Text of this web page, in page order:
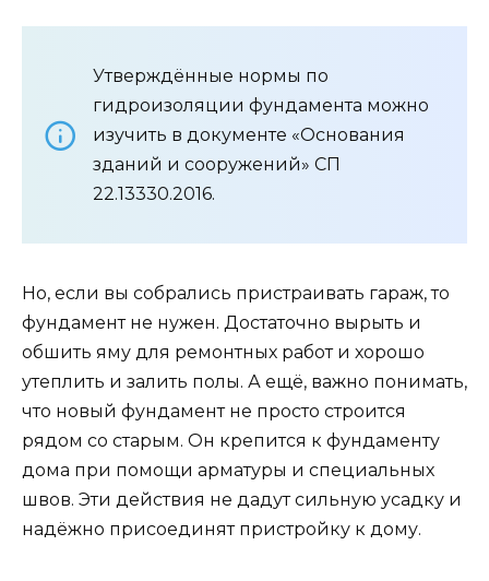
Утверждённые нормы по
гидроизоляции фундамента можно
изучить в документе «Основания
зданий и сооружений» СП
22.13330.2016.
Но, если вы собрались пристраивать гараж, то
фундамент не нужен. Достаточно вырыть и
обшить яму для ремонтных работ и хорошо
утеплить и залить полы. А ещё, важно понимать,
что новый фундамент не просто строится
рядом со старым. Он крепится к фундаменту
дома при помощи арматуры и специальных
швов. Эти действия не дадут сильную усадку и
надёжно присоединят пристройку к дому.